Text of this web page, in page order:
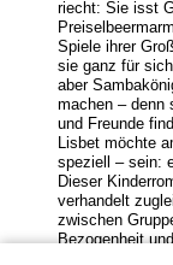
riecht: Sie isst
Spiele ihrer
sie ganz für
aber
machen – denn
und Freunde
Lisbet möchte
speziell – sein:
Dieser
verhandelt
zwischen
Bezogenheit